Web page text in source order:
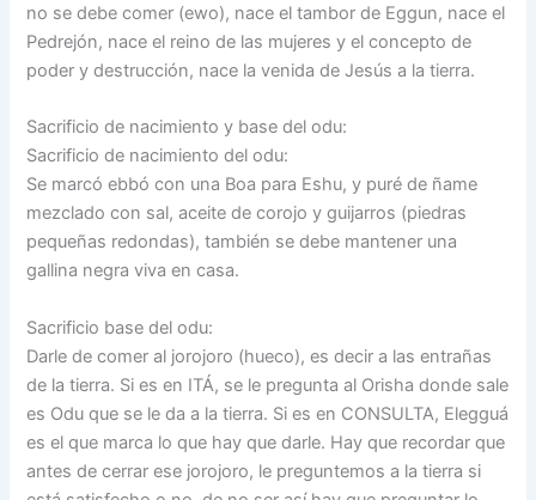
no se debe comer (ewo), nace el tambor de Eggun, nace el
Pedrejón, nace el reino de las mujeres y el concepto de
poder y destrucción, nace la venida de Jesús a la tierra.
Sacrificio de nacimiento y base del odu:
Sacrificio de nacimiento del odu:
Se marcó ebbó con una Boa para Eshu, y puré de ñame
mezclado con sal, aceite de corojo y guijarros (piedras
pequeñas redondas), también se debe mantener una
gallina negra viva en casa.
Sacrificio base del odu:
Darle de comer al jorojoro (hueco), es decir a las entrañas
de la tierra. Si es en ITÁ, se le pregunta al Orisha donde sale
es Odu que se le da a la tierra. Si es en CONSULTA, Elegguá
es el que marca lo que hay que darle. Hay que recordar que
antes de cerrar ese jorojoro, le preguntemos a la tierra si